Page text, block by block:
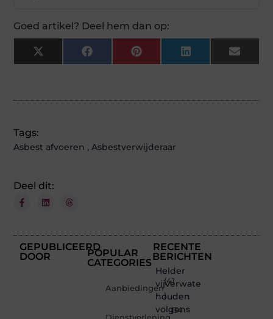
Goed artikel? Deel hem dan op:
X
(Twitter)
FacebookPinterestLinkedInEmail
Tags:
Asbest afvoeren ,Asbestverwijderaar
Deel dit:
GEPUBLICEERD
DOOR
POPULAR
CATEGORIES
Aanbiedingen
(41
)
(34
RECENTE
BERICHTEN
Helder
vijverwater
houden
volgens